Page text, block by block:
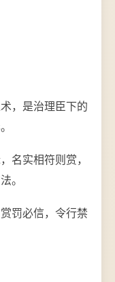
，是治理臣下的
名实相符则赏，
。
罚必信，令行禁